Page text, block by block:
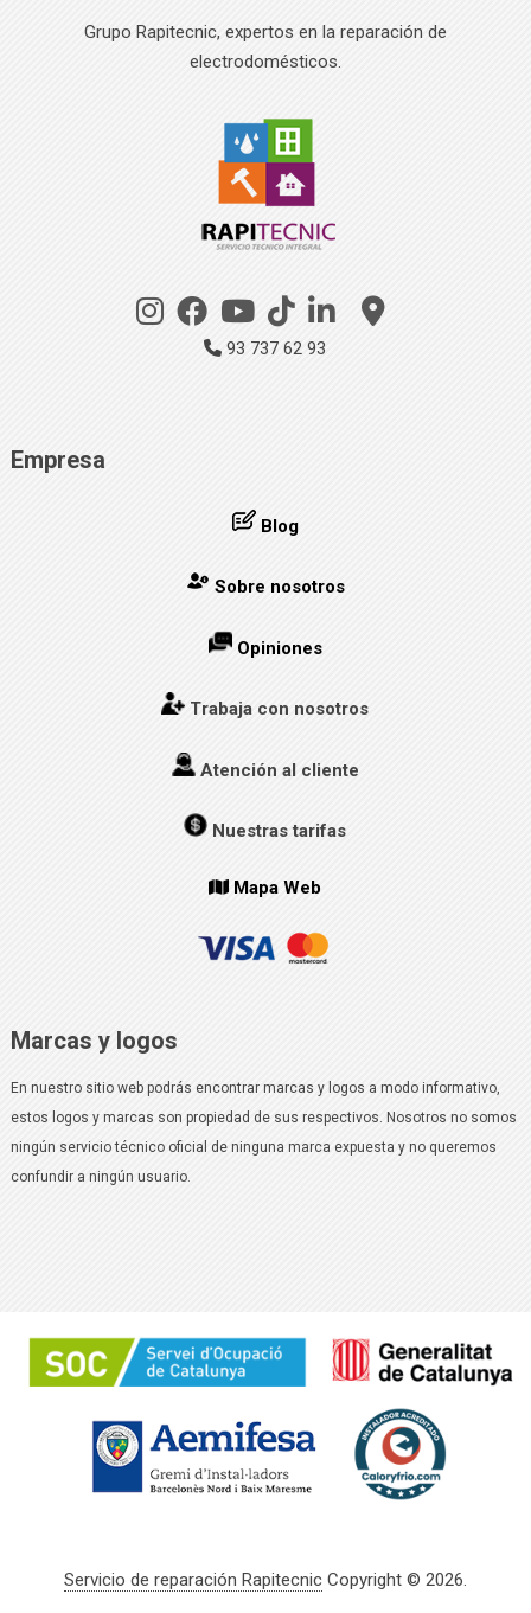
Grupo Rapitecnic, expertos en la reparación de
electrodomésticos.
93 737 62 93
Empresa
Blog
Sobre nosotros
Opiniones
Trabaja con nosotros
Atención al cliente
Nuestras tarifas
Mapa Web
Marcas y logos
En nuestro sitio web podrás encontrar marcas y logos a modo informativo,
estos logos y marcas son propiedad de sus respectivos. Nosotros no somos
ningún servicio técnico oficial de ninguna marca expuesta y no queremos
confundir a ningún usuario.
Servicio de reparación RapitecnicCopyright © 2026.